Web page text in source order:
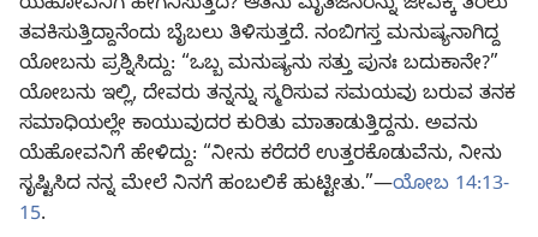
ಯೆಹೋವನಿಗೆ ಹೇಗನಿಸುತ್ತದೆ? ಆತನು ಮೃತಜನರನ್ನು ಜೀವಕ್ಕೆ ತರಲು
ತವಕಿಸುತ್ತಿದ್ದಾನೆಂದು ಬೈಬಲು ತಿಳಿಸುತ್ತದೆ. ನಂಬಿಗಸ್ತ ಮನುಷ್ಯನಾಗಿದ್ದ
ಯೋಬನು ಪ್ರಶ್ನಿಸಿದ್ದು: “ಒಬ್ಬ ಮನುಷ್ಯನು ಸತ್ತು ಪುನಃ ಬದುಕಾನೇ?”
ಯೋಬನು ಇಲ್ಲಿ, ದೇವರು ತನ್ನನ್ನು ಸ್ಮರಿಸುವ ಸಮಯವು ಬರುವ ತನಕ
ಸಮಾಧಿಯಲ್ಲೇ ಕಾಯುವುದರ ಕುರಿತು ಮಾತಾಡುತ್ತಿದ್ದನು. ಅವನು
ಯೆಹೋವನಿಗೆ ಹೇಳಿದ್ದು: “ನೀನು ಕರೆದರೆ ಉತ್ತರಕೊಡುವೆನು, ನೀನು
ಸೃಷ್ಟಿಸಿದ ನನ್ನ ಮೇಲೆ ನಿನಗೆ ಹಂಬಲಿಕೆ ಹುಟ್ಟೀತು.”—ಯೋಬ 14:13-
15.